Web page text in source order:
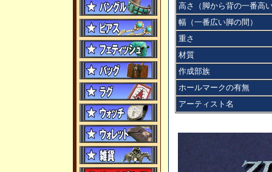
高さ（脚から背の一番高
幅（一番広い脚の間）
重さ
材質
作成部族
ホールマークの有無
アーティスト名